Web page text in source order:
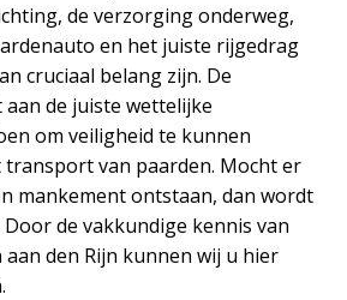
de verzorging onderweg,
en het juiste rijgedrag
cruciaal belang zijn. De
de juiste wettelijke
om veiligheid te kunnen
van paarden. Mocht er
mankement ontstaan, dan wordt
de vakkundige kennis van
den Rijn kunnen wij u hier